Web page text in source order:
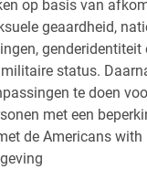
op basis van
geaardheid,
genderidentiteit
status.
te doen
met een
de Americans